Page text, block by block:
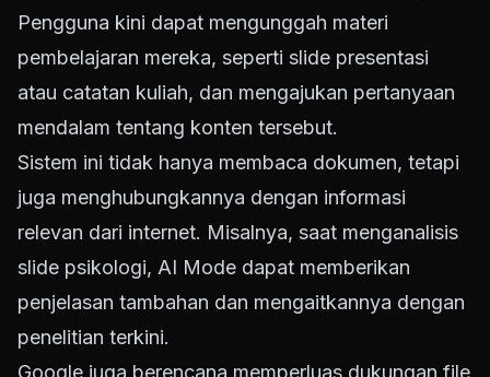
Pengguna kini dapat mengunggah materi
pembelajaran mereka, seperti slide presentasi
atau catatan kuliah, dan mengajukan pertanyaan
mendalam tentang konten tersebut.
Sistem ini tidak hanya membaca dokumen, tetapi
juga menghubungkannya dengan informasi
relevan dari internet. Misalnya, saat menganalisis
slide psikologi, AI Mode dapat memberikan
penjelasan tambahan dan mengaitkannya dengan
penelitian terkini.
Google juga berencana memperluas dukungan file